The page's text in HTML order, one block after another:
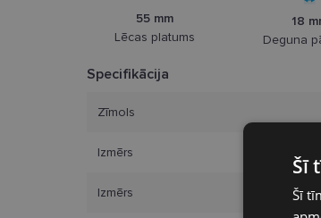
55 mm
Lēcas platums
18
Deguna
Specifikācija
Zīmols
Izmērs
Izmērs
Šī
Šī